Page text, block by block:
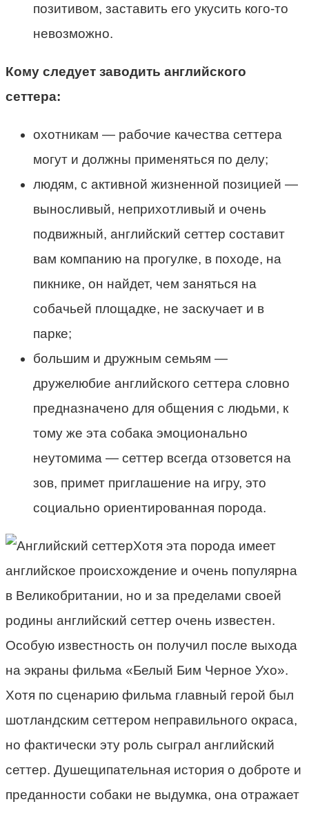
позитивом, заставить его укусить кого-то
невозможно.
Кому следует заводить английского
сеттера:
охотникам — рабочие качества сеттера
могут и должны применяться по делу;
людям, с активной жизненной позицией —
выносливый, неприхотливый и очень
подвижный, английский сеттер составит
вам компанию на прогулке, в походе, на
пикнике, он найдет, чем заняться на
собачьей площадке, не заскучает и в
парке;
большим и дружным семьям —
дружелюбие английского сеттера словно
предназначено для общения с людьми, к
тому же эта собака эмоционально
неутомима — сеттер всегда отзовется на
зов, примет приглашение на игру, это
социально ориентированная порода.
Хотя эта порода имеет
английское происхождение и очень популярна
в Великобритании, но и за пределами своей
родины английский сеттер очень известен.
Особую известность он получил после выхода
на экраны фильма «Белый Бим Черное Ухо».
Хотя по сценарию фильма главный герой был
шотландским сеттером неправильного окраса,
но фактически эту роль сыграл английский
сеттер. Душещипательная история о доброте и
преданности собаки не выдумка, она отражает